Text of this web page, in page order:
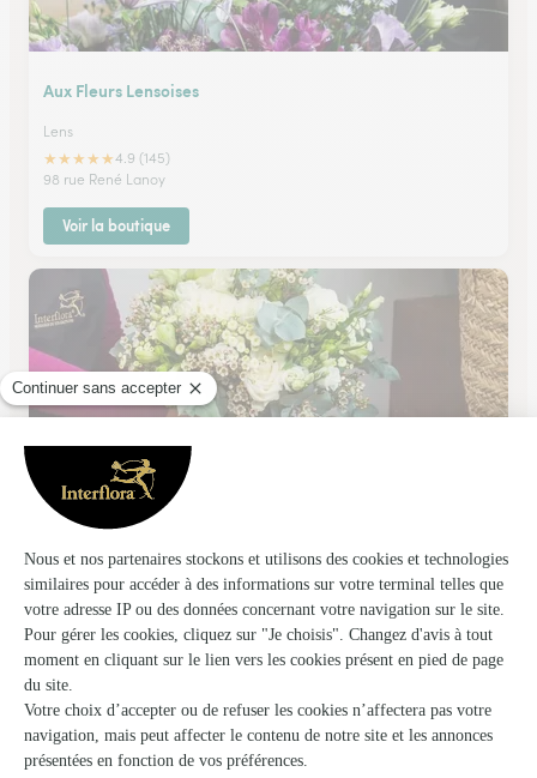
Aux Fleurs Lensoises
Lens
★★★★★4.9 (145)
98 rue René Lanoy
Voir la boutique
Pierre Bukowski Fleuriste
Estaires
5, place du Maréchal Foch
Voir la boutique